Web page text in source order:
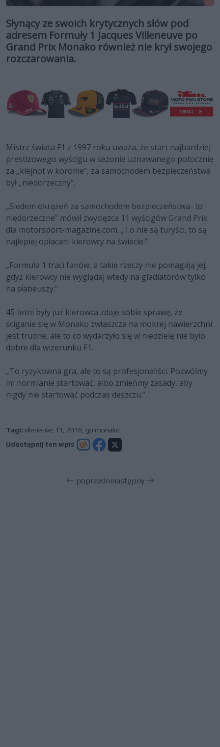
Słynący ze swoich krytycznych słów pod
adresem Formuły 1 Jacques Villeneuve po
Grand Prix Monako również nie krył swojego
rozczarowania.
Mistrz świata F1 z 1997 roku uważa, że start najbardziej
prestiżowego wyścigu w sezonie uznawanego potocznie
za „klejnot w koronie”, za samochodem bezpieczeństwa
był „niedorzeczny”.
„Siedem okrążeń za samochodem bezpieczeństwa- to
niedorzeczne” mówił zwycięzca 11 wyścigów Grand Prix
dla motorsport-magazine.com. „To nie są turyści, to są
najlepiej opłacani kierowcy na świecie.”
„Formuła 1 traci fanów, a takie rzeczy nie pomagają jej,
gdyż kierowcy nie wyglądaj wtedy na gladiatorów tylko
na słabeuszy.”
45-letni były już kierowca zdaje sobie sprawę, że
ściganie się w Monako zwłaszcza na mokrej nawierzchni
jest trudne, ale to co wydarzyło się w niedzielę nie było
dobre dla wizerunku F1.
„To ryzykowna gra, ale to są profesjonaliści. Pozwólmy
im normlanie startować, albo zmieńmy zasady, aby
nigdy nie startować podczas deszczu.”
Tagi: vlleneuve, f1, 2016, gp monako
Udostępnij ten wpis
poprzedninastępny